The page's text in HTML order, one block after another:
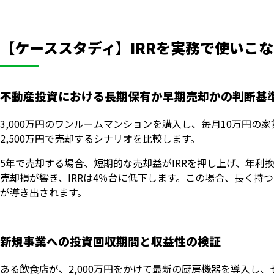
【ケーススタディ】IRRを実務で使いこ
不動産投資における長期保有か早期売却かの判断基
3,000万円のワンルームマンションを購入し、毎月10万円の
2,500万円で売却するシナリオを比較します。
5年で売却する場合、短期的な売却益がIRRを押し上げ、年
売却損が響き、IRRは4％台に低下します。この場合、長く
が導き出されます。
新規事業への投資回収期間と収益性の検証
ある飲食店が、2,000万円をかけて最新の厨房機器を導入し